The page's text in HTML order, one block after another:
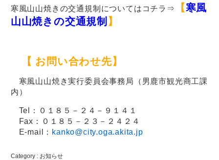
寒風山山焼きの交通規制についてはコチラ⇒
【寒風
山山焼きの交通規制 】
【 お問い合わせ先】
寒風山山焼き実行委員会事務局（男鹿市観光商工課
内）
Tel：０１８５－２４－９１４１
Fax：０１８５－２３－２４２４
E-mail： kanko@city.oga.akita.jp
Category : お知らせ